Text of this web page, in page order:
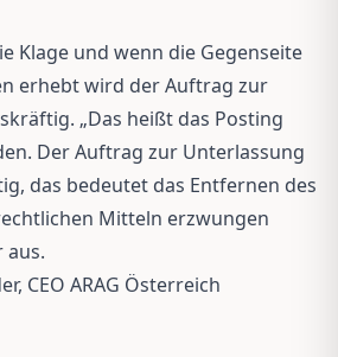
Klage und wenn die Gegenseite
erhebt wird der Auftrag zur
„Das heißt das Posting
Der Auftrag zur Unterlassung
das bedeutet das Entfernen des
Mitteln erzwungen
aus.
CEO ARAG Österreich